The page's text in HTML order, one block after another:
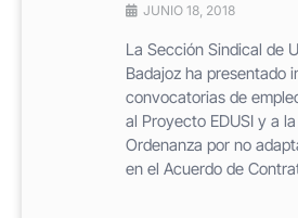
JUNIO 18, 2018
La Sección Sindical de
Badajoz ha presentado
convocatorias de
al Proyecto EDUSI y a
Ordenanza por no
en el Acuerdo de